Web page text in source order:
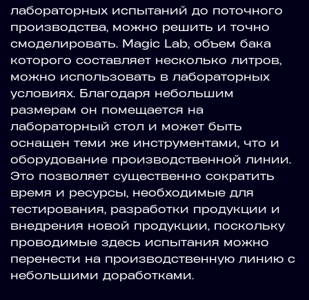
лабораторных испытаний до поточного
производства, можно решить и точно
смоделировать. Magic Lab, объем бака
которого составляет несколько литров,
можно использовать в лабораторных
условиях. Благодаря небольшим
размерам он помещается на
лабораторный стол и может быть
оснащен теми же инструментами, что и
оборудование производственной линии.
Это позволяет существенно сократить
время и ресурсы, необходимые для
тестирования, разработки продукции и
внедрения новой продукции, поскольку
проводимые здесь испытания можно
перенести на производственную линию с
небольшими доработками.